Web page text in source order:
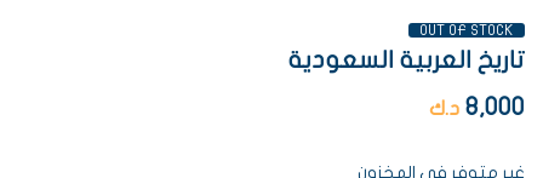
OUT OF STOCK
تاريخ العربية السعودية
8,000 د.ك
غير متوفر في المخزون